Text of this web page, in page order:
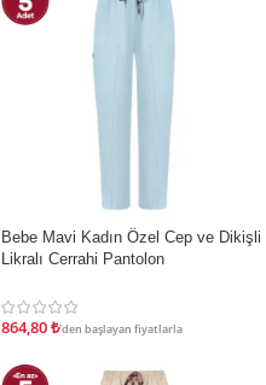
İNDIRIM
Bebe Mavi Kadın Özel Cep ve Dikişli
Likralı Cerrahi Pantolon
864,80₺'den başlayan fiyatlarla